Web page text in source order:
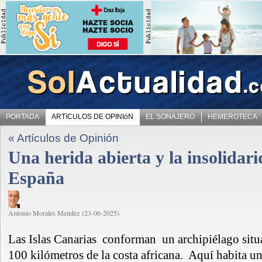
PORTADA ARTíCULOS DE OPINIóN EL SONAJERO HEMEROTECA
« Artículos de Opinión
Una herida abierta y la
España
Antonio Morales Mendez (23-06-2025)
Las Islas Canarias conforman un archipiélago
100 kilómetros de la costa africana. Aquí habita